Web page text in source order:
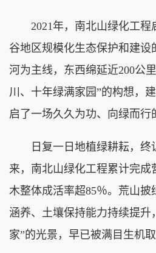
2021年，南北山绿化工程
谷地区规模化生态保护和建设
河为主线，东西绵延近200公
川、十年绿满家园”的构想，
启了一场久久为功、向绿而行
日复一日地植绿耕耘，终
来，南北山绿化工程累计完成
木整体成活率超85％。荒山披
涵养、土壤保持能力持续提升
家”的光景，早已被满目生机取